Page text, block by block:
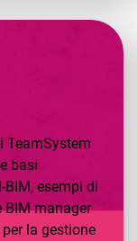
TeamSystem
basi
esempi di
BIM manager
la gestione